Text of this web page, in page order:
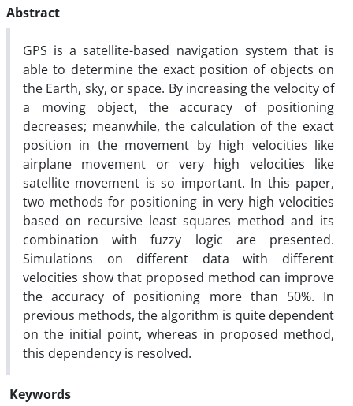
Abstract
GPS is a satellite-based navigation system that is
able to determine the exact position of objects on
the Earth, sky, or space. By increasing the velocity of
a moving object, the accuracy of positioning
decreases; meanwhile, the calculation of the exact
position in the movement by high velocities like
airplane movement or very high velocities like
satellite movement is so important. In this paper,
two methods for positioning in very high velocities
based on recursive least squares method and its
combination with fuzzy logic are presented.
Simulations on different data with different
velocities show that proposed method can improve
the accuracy of positioning more than 50%. In
previous methods, the algorithm is quite dependent
on the initial point, whereas in proposed method,
this dependency is resolved.
Keywords